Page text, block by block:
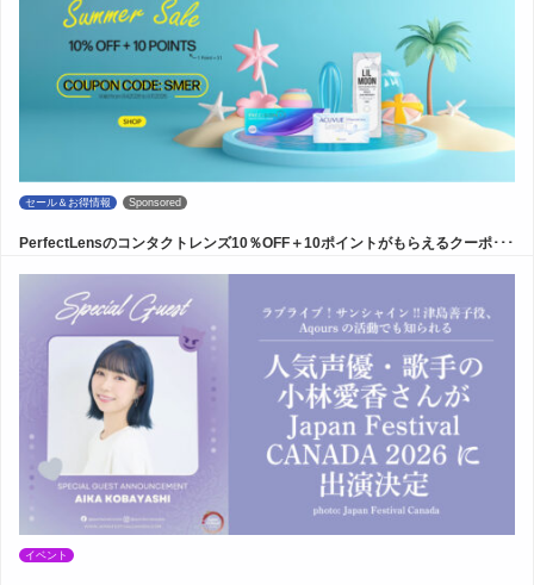
セール＆お得情報 Sponsored
PerfectLensのコンタクトレンズ10％OFF＋10ポイントがもらえるクーポ･･･
イベント